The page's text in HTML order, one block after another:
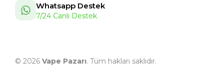
Whatsapp Destek
7/24 Canlı Destek
© 2026 Vape Pazarı. Tüm hakları saklıdır.